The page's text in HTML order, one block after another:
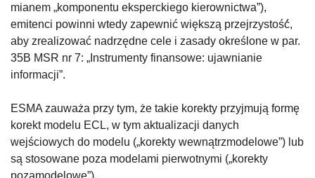
mianem „komponentu eksperckiego kierownictwa”),
emitenci powinni wtedy zapewnić większą przejrzystość́,
aby zrealizować nadrzędne cele i zasady określone w par.
35B MSR nr 7: „Instrumenty finansowe: ujawnianie
informacji”.
ESMA zauważa przy tym, że takie korekty przyjmują formę
korekt modelu ECL, w tym aktualizacji danych
wejściowych do modelu („korekty wewnątrzmodelowe”) lub
są stosowane poza modelami pierwotnymi („korekty